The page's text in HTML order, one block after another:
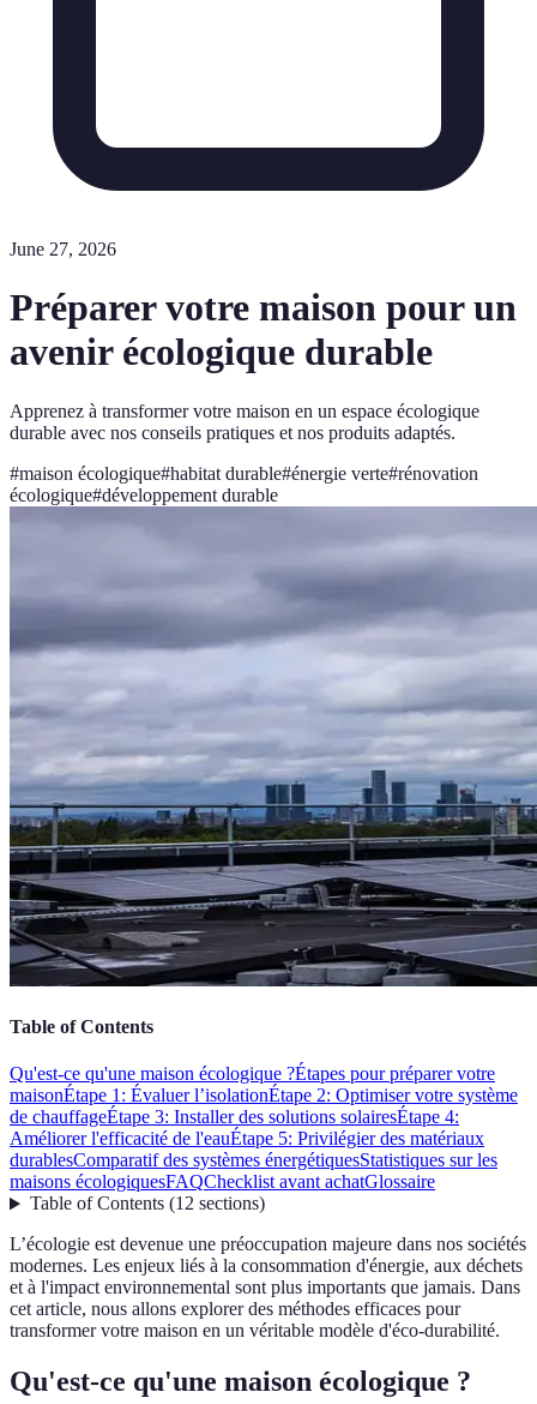
June 27, 2026
Préparer votre maison pour un
avenir écologique durable
Apprenez à transformer votre maison en un espace écologique
durable avec nos conseils pratiques et nos produits adaptés.
#maison écologique#habitat durable#énergie verte#rénovation
écologique#développement durable
Table of Contents
Qu'est-ce qu'une maison écologique ?Étapes pour préparer votre
maisonÉtape 1: Évaluer l’isolationÉtape 2: Optimiser votre système
de chauffageÉtape 3: Installer des solutions solairesÉtape 4:
Améliorer l'efficacité de l'eauÉtape 5: Privilégier des matériaux
durablesComparatif des systèmes énergétiquesStatistiques sur les
maisons écologiquesFAQChecklist avant achatGlossaire
Table of Contents(12 sections)
L’écologie est devenue une préoccupation majeure dans nos sociétés
modernes. Les enjeux liés à la consommation d'énergie, aux déchets
et à l'impact environnemental sont plus importants que jamais. Dans
cet article, nous allons explorer des méthodes efficaces pour
transformer votre maison en un véritable modèle d'éco-durabilité.
Qu'est-ce qu'une maison écologique ?